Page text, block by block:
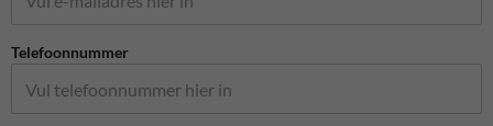
Telefoonnummer